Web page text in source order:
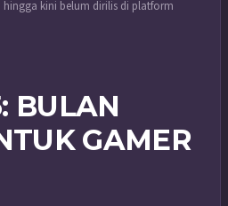
kini belum dirilis di platform
BULAN
GAMER